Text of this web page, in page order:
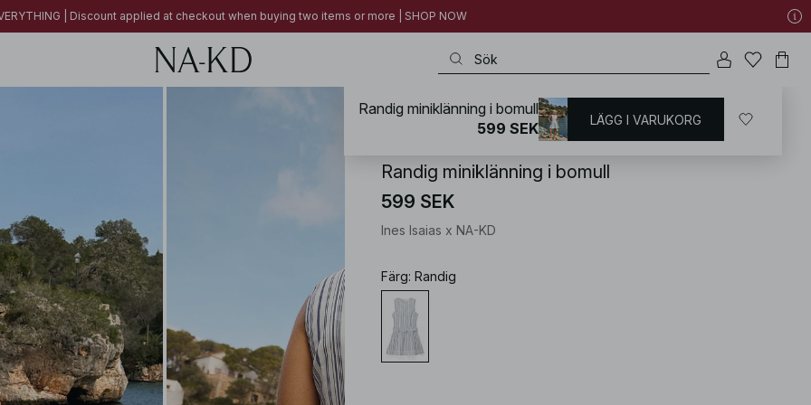
| Discount applied at checkout when buying two items or more | SHOP NOW
Klänningar / Randiga klänningar
Randig miniklänning i bomull
599 SEK
Ines Isaias x NA-KD
Färg: Randig
Randig miniklänning i bomull
599 SEK
LÄGG I VARUKORG